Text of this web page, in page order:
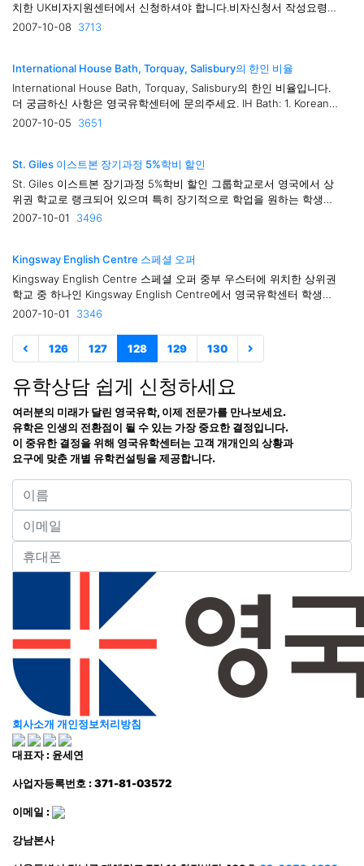
치한 UK비자지원센터에서 신청하셔야 합니다.비자신청서 작성요령비
자신청양식을 여기 에서 다운로드 하시고 신청서를 작성해주십시오.
2007-10-08 3713
International House Bath, Torquay, Salisbury의 한인 비율
International House Bath, Torquay, Salisbury의 한인 비율입니다.
더 궁금하신 사항은 영국유학센터에 문의주세요. IH Bath: 1. Koreans
- 15%2. Italians - 14%3. Swiss - 10%4. Saudi - 8%5. Spanish -
2007-10-05 3651
St. Giles 이스트본 장기과정 5%학비 할인
St. Giles 이스트본 장기과정 5%학비 할인 그룹학교로서 영국에서 상
위권 학교로 랭크되어 있으며 특히 장기적으로 학업을 원하는 학생들
에게 좋은 조건을 제공하고 있는 St. Giles 이스트본에서는 장기과정
2007-10-01 3496
Kingsway English Centre 스페셜 오퍼
Kingsway English Centre 스페셜 오퍼 중부 우스터에 위치한 상위권
학교 중 하나인 Kingsway English Centre에서 영국유학센터 학생들
에게 무료 수업을 제공합니다.이는 “Buy One Get One Free” offer로
이는 일반영어 그룹코스에 대해서만 적용됩니다..
2007-10-01 3346
126 127 128 129 130
유학상담 쉽게 신청하세요
여러분의 미래가 달린 영국유학, 이제 전문가를 만나보세요.
유학은 인생의 전환점이 될 수 있는 가장 중요한 결정입니다.
이 중유한 결정을 위해 영국유학센터는 고객 개개인의 상황과
요구에 맞춘 개별 유학컨설팅을 제공합니다.
회사소개 개인정보처리방침
대표자 : 윤세연
사업자등록번호 : 371-81-03572
이메일 :
강남본사